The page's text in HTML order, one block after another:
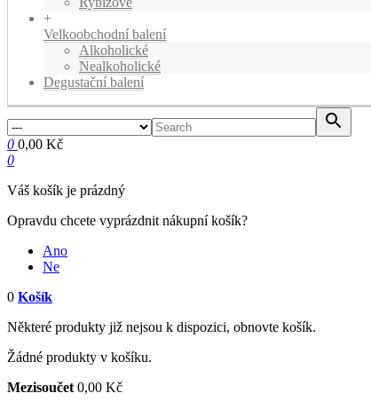
+
Velkoobchodní balení
Alkoholické
Nealkoholické
Degustační balení
0 0,00 Kč
0
Váš košík je prázdný
Opravdu chcete vyprázdnit nákupní košík?
Ano
Ne
0 Košík
Některé produkty již nejsou k dispozici, obnovte košík.
Žádné produkty v košíku.
Mezisoučet 0,00 Kč